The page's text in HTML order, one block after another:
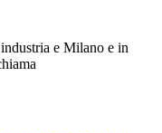
e Milano e in